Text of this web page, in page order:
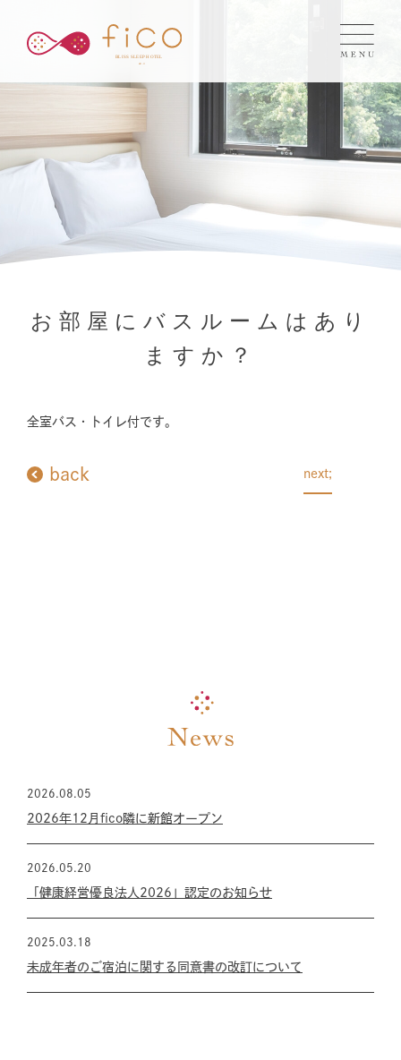
お部屋にバスルームはあり
ますか？
全室バス・トイレ付です。
back next;
2026.08.05
2026年12月fico隣に新館オープン
2026.05.20
「健康経営優良法人2026」認定のお知らせ
2025.03.18
未成年者のご宿泊に関する同意書の改訂について